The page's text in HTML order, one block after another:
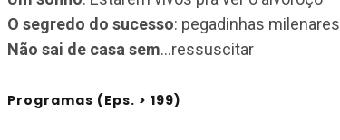
O segredo do sucesso: pegadinhas milenares
Não sai de casa sem…ressuscitar
Programas (Eps. > 199)